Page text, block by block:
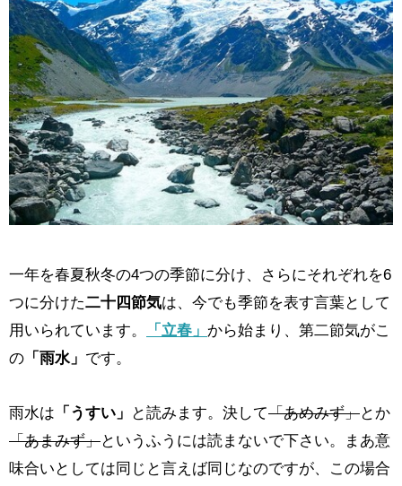
一年を春夏秋冬の4つの季節に分け、さらにそれぞれを6
つに分けた二十四節気は、今でも季節を表す言葉として
用いられています。
「立春」 から始まり、第二節気がこ
の 「雨水」 です。
雨水は 「うすい」 と読みます。決して「あめみず」とか
「あまみず」というふうには読まないで下さい。まあ意
味合いとしては同じと言えば同じなのですが、この場合